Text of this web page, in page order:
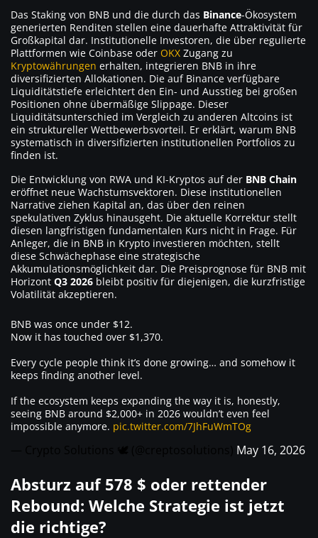
Das Staking von BNB und die durch das Binance-Ökosystem
generierten Renditen stellen eine dauerhafte Attraktivität für
Großkapital dar. Institutionelle Investoren, die über regulierte
Plattformen wie Coinbase oder OKX Zugang zu
Kryptowährungen erhalten, integrieren BNB in ihre
diversifizierten Allokationen. Die auf Binance verfügbare
Liquiditätstiefe erleichtert den Ein- und Ausstieg bei großen
Positionen ohne übermäßige Slippage. Dieser
Liquiditätsunterschied im Vergleich zu anderen Altcoins ist
ein struktureller Wettbewerbsvorteil. Er erklärt, warum BNB
systematisch in diversifizierten institutionellen Portfolios zu
finden ist.
Die Entwicklung von RWA und KI-Kryptos auf der BNB Chain
eröffnet neue Wachstumsvektoren. Diese institutionellen
Narrative ziehen Kapital an, das über den reinen
spekulativen Zyklus hinausgeht. Die aktuelle Korrektur stellt
diesen langfristigen fundamentalen Kurs nicht in Frage. Für
Anleger, die in BNB in Krypto investieren möchten, stellt
diese Schwächephase eine strategische
Akkumulationsmöglichkeit dar. Die Preisprognose für BNB mit
Horizont Q3 2026 bleibt positiv für diejenigen, die kurzfristige
Volatilität akzeptieren.
BNB was once under $12.
Now it has touched over $1,370.
Every cycle people think it’s done growing… and somehow it
keeps finding another level.
If the ecosystem keeps expanding the way it is, honestly,
seeing BNB around $2,000+ in 2026 wouldn’t even feel
impossible anymore. pic.twitter.com/7JhFuWmTOg
May 16, 2026
Absturz auf 578 $ oder rettender
Rebound: Welche Strategie ist jetzt
die richtige?